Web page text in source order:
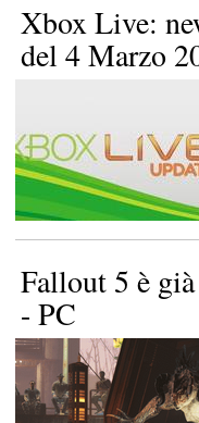
Xbox Live:
del 4 Marzo
Fallout 5 è
- PC